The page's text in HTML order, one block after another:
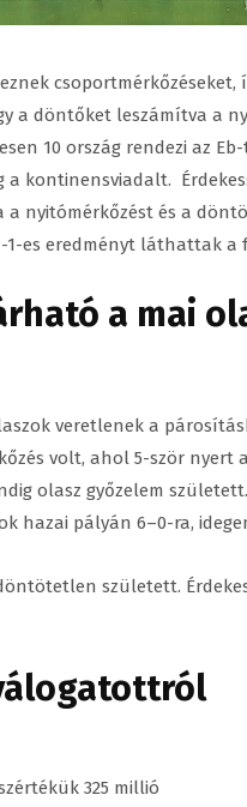
döntőket leszámítva a
10 ország rendezi az
kontinensviadalt.
nyitómérkőzést és a
1-es eredményt láthattak
a mai
veretlenek a
volt, ahol 5-ször nyert
olasz győzelem
hazai pályán 6–0-ra,
született.
325 millió